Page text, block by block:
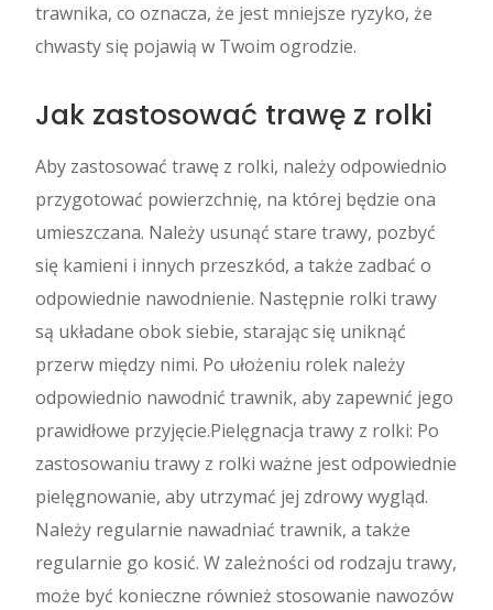
trawnika, co oznacza, że jest mniejsze ryzyko, że
chwasty się pojawią w Twoim ogrodzie.
Jak zastosować trawę z rolki
Aby zastosować trawę z rolki, należy odpowiednio
przygotować powierzchnię, na której będzie ona
umieszczana. Należy usunąć stare trawy, pozbyć
się kamieni i innych przeszkód, a także zadbać o
odpowiednie nawodnienie. Następnie rolki trawy
są układane obok siebie, starając się uniknąć
przerw między nimi. Po ułożeniu rolek należy
odpowiednio nawodnić trawnik, aby zapewnić jego
prawidłowe przyjęcie.Pielęgnacja trawy z rolki: Po
zastosowaniu trawy z rolki ważne jest odpowiednie
pielęgnowanie, aby utrzymać jej zdrowy wygląd.
Należy regularnie nawadniać trawnik, a także
regularnie go kosić. W zależności od rodzaju trawy,
może być konieczne również stosowanie nawozów